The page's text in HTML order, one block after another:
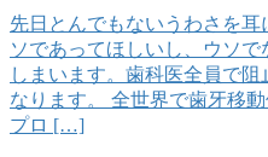
先日とんでもないうわさを
ソであってほしいし、ウソ
しまいます。歯科医全員で
なります。 全世界で歯牙移
プロ […]